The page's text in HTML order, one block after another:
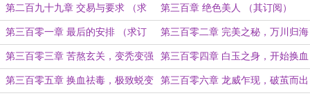
阅） 订阅）
第二百九十九章 交易与要求 （求
订阅）
第三百章 绝色美人 （其订阅）
第三百零一章 最后的安排 （求订
阅）
第三百零二章 完美之秘，万川归海
（求订阅）
第三百零三章 苦熬玄关，变秃变强
（求订阅）
第三百零四章 白玉之身，开始换血
（求订阅）
第三百零五章 换血祛毒，极致蜕变 第三百零六章 龙威乍现，破茧而出